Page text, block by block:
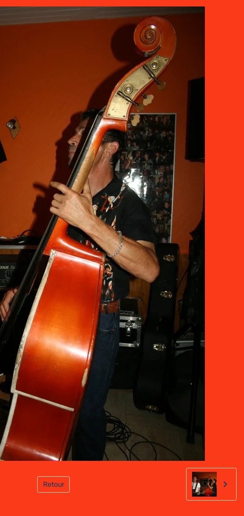
Retour